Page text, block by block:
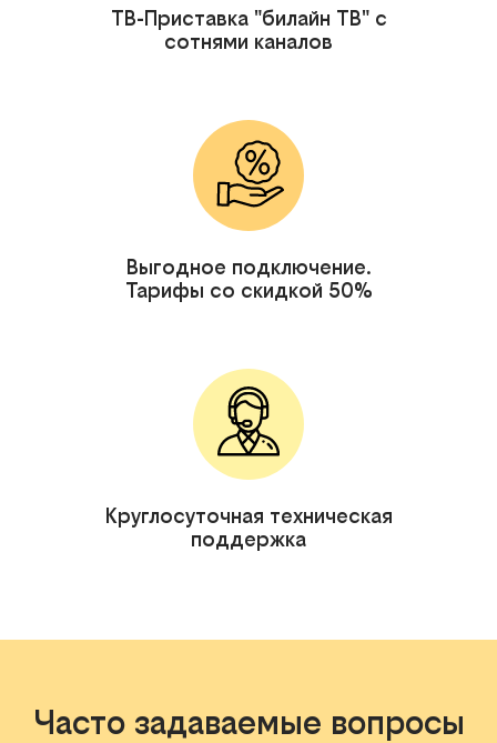
ТВ-Приставка "билайн ТВ" с
сотнями каналов
Выгодное подключение.
Тарифы со скидкой 50%
Круглосуточная техническая
поддержка
Часто задаваемые вопросы